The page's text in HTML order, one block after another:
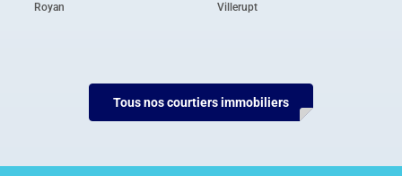
Royan Villerupt
Tous nos courtiers immobiliers